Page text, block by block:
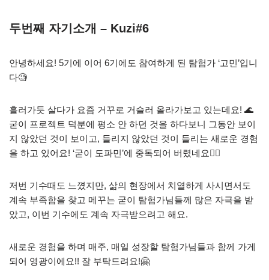
두번째 자기소개 – Kuzi#6
안녕하세요! 5기에 이어 6기에도 참여하게 된 탐험가 ‘고민’입니
다🧐
흘러가듯 살다가 요즘 거꾸로 거슬러 올라가보고 있는데요! 🌊
굳이 프로젝트 덕분에 평소 안 하던 것을 하다보니 그동안 보이
지 않았던 것이 보이고, 들리지 않았던 것이 들리는 새로운 경험
을 하고 있어요! ‘굳이 도파민’에 중독되어 버렸네요😵‍💫
저번 기수때도 느꼈지만, 삶의 현장에서 치열하게 사시면서도
계속 부족함을 찾고 메꾸는 굳이 탐험가님들께 많은 자극을 받
았고, 이번 기수에도 계속 자극받으려고 해요.
새로운 경험을 하며 매주, 매일 성장할 탐험가님들과 함께 가게
되어 영광이에요!! 잘 부탁드려요!🤗